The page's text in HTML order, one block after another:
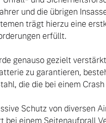
und die übrigen
trägt hierzu eine
erfüllt.
genauso gezielt
zu garantieren,
die die bei einem
Schutz von diversen
bei einem Seitenaufprall